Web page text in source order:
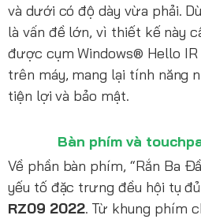
và dưới có độ dày vừa phải.
là vấn đề lớn, vì thiết kế này
được cụm Windows® Hello IR
trên máy, mang lại tính năng
tiện lợi và bảo mật.
Bàn phím và
Về phần bàn phím, “Rắn Ba
yếu tố đặc trưng đều hội tụ
RZ09 2022. Từ khung phím